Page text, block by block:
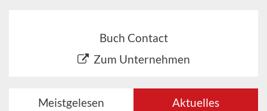
Buch Contact
Zum Unternehmen
Meistgelesen Aktuelles